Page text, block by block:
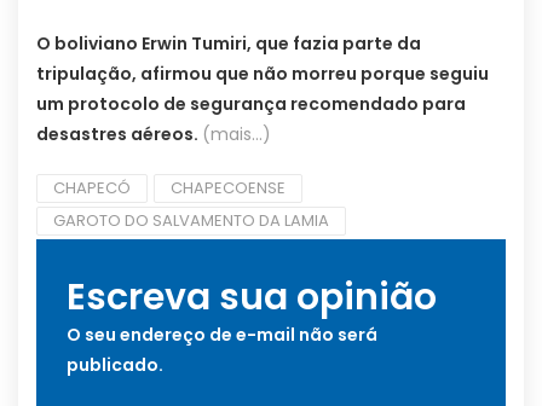
O boliviano Erwin Tumiri, que fazia parte da
tripulação, afirmou que não morreu porque seguiu
um protocolo de segurança recomendado para
desastres aéreos. (mais…)
CHAPECÓ
CHAPECOENSE
GAROTO DO SALVAMENTO DA LAMIA
Escreva sua opinião
O seu endereço de e-mail não será
publicado.